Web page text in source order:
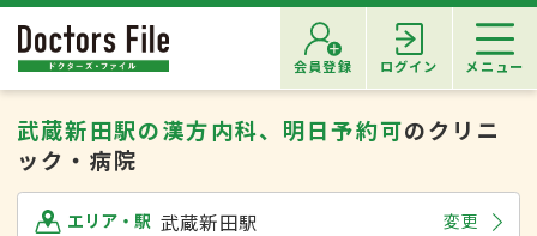
会員登録 ログイン メニュー
武蔵新田駅の漢方内科、明日予約可のクリニ
ック・病院
エリア・駅 武蔵新田駅 変更